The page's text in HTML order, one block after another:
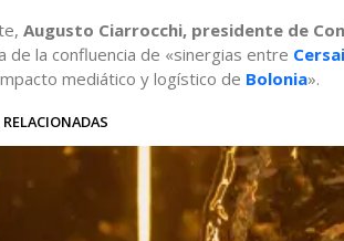
Augusto Ciarrocchi, presidente de
de la confluencia de «sinergias entre
mediático y logístico de Bolonia».